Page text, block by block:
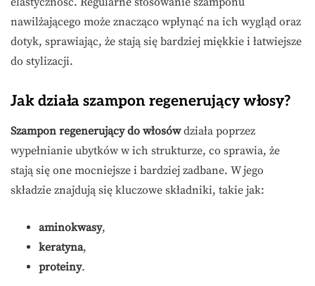
nawilżającego może znacząco wpłynąć na ich wygląd oraz
dotyk, sprawiając, że stają się bardziej miękkie i łatwiejsze
do stylizacji.
Jak działa szampon regenerujący włosy?
Szampon regenerujący do włosówdziała poprzez
wypełnianie ubytków w ich strukturze, co sprawia, że
stają się one mocniejsze i bardziej zadbane. W jego
składzie znajdują się kluczowe składniki, takie jak:
aminokwasy,
keratyna,
proteiny.